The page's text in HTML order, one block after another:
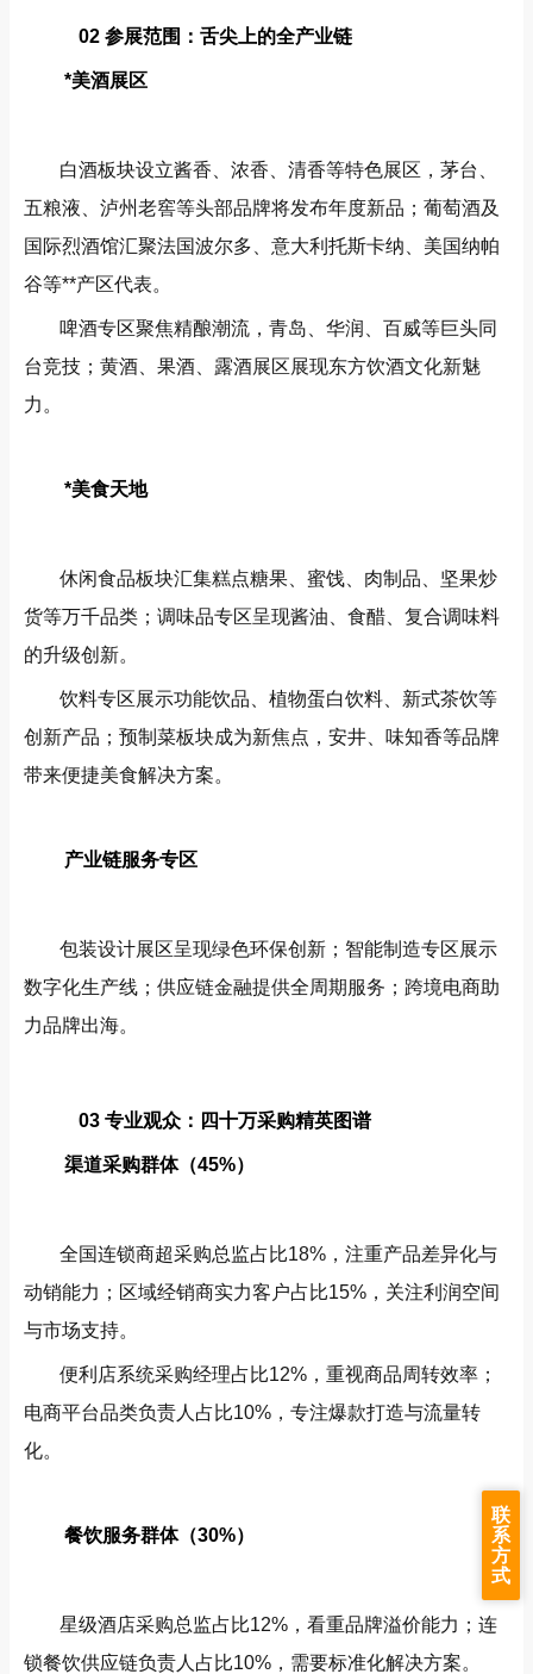
02 参展范围：舌尖上的全产业链
*美酒展区
白酒板块设立酱香、浓香、清香等特色展区，茅台、
五粮液、泸州老窖等头部品牌将发布年度新品；葡萄酒及
国际烈酒馆汇聚法国波尔多、意大利托斯卡纳、美国纳帕
谷等**产区代表。
啤酒专区聚焦精酿潮流，青岛、华润、百威等巨头同
台竞技；黄酒、果酒、露酒展区展现东方饮酒文化新魅
力。
*美食天地
休闲食品板块汇集糕点糖果、蜜饯、肉制品、坚果炒
货等万千品类；调味品专区呈现酱油、食醋、复合调味料
的升级创新。
饮料专区展示功能饮品、植物蛋白饮料、新式茶饮等
创新产品；预制菜板块成为新焦点，安井、味知香等品牌
带来便捷美食解决方案。
产业链服务专区
包装设计展区呈现绿色环保创新；智能制造专区展示
数字化生产线；供应链金融提供全周期服务；跨境电商助
力品牌出海。
03 专业观众：四十万采购精英图谱
渠道采购群体（45%）
全国连锁商超采购总监占比18%，注重产品差异化与
动销能力；区域经销商实力客户占比15%，关注利润空间
与市场支持。
便利店系统采购经理占比12%，重视商品周转效率；
电商平台品类负责人占比10%，专注爆款打造与流量转
化。
餐饮服务群体（30%）
星级酒店采购总监占比12%，看重品牌溢价能力；连
锁餐饮供应链负责人占比10%，需要标准化解决方案。
联
系
方
式